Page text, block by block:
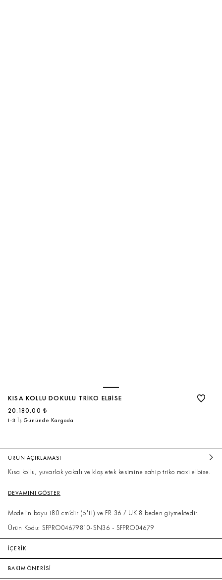
KISA KOLLU DOKULU TRIKO ELBISE
20.180,00 ₺
1-3 İş Gününde Kargoda
ÜRÜN AÇIKLAMASI
Kısa kollu, yuvarlak yakalı ve kloş etek kesimine sahip triko maxi elbise.
DEVAMINI GÖSTER
Modelin boyu 180 cm’dir (5'11) ve FR 36 / UK 8 beden giymektedir.
Ürün Kodu: SFPRO04679810-SN36 - SFPRO04679
İÇERİK
BAKIM ÖNERİSİ